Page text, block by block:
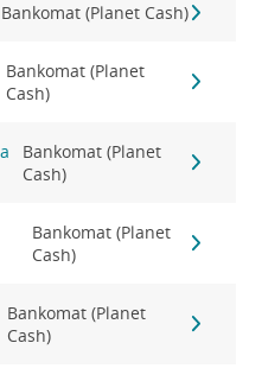
Bankomat (Planet Cash)
Bankomat (Planet
Cash)
Bankomat (Planet
Cash)
Bankomat (Planet
Cash)
Bankomat (Planet
Cash)